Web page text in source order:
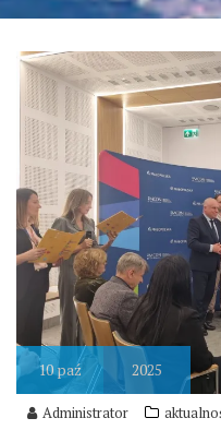
10paź 2025
Administrator